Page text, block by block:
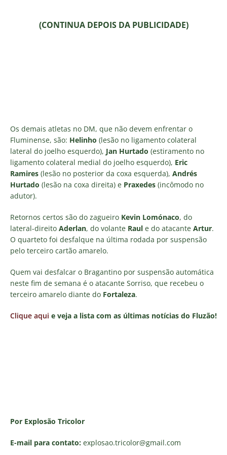
(CONTINUA DEPOIS DA PUBLICIDADE)
Os demais atletas no DM, que não devem enfrentar o
Fluminense, são: Helinho (lesão no ligamento colateral
lateral do joelho esquerdo), Jan Hurtado (estiramento no
ligamento colateral medial do joelho esquerdo), Eric
Ramires (lesão no posterior da coxa esquerda), Andrés
Hurtado (lesão na coxa direita) e Praxedes (incômodo no
adutor).
Retornos certos são do zagueiro Kevin Lomónaco, do
lateral-direito Aderlan, do volante Raul e do atacante Artur.
O quarteto foi desfalque na última rodada por suspensão
pelo terceiro cartão amarelo.
Quem vai desfalcar o Bragantino por suspensão automática
neste fim de semana é o atacante Sorriso, que recebeu o
terceiro amarelo diante do Fortaleza.
Clique aqui e veja a lista com as últimas notícias do Fluzão!
Por Explosão Tricolor
E-mail para contato: explosao.tricolor@gmail.com